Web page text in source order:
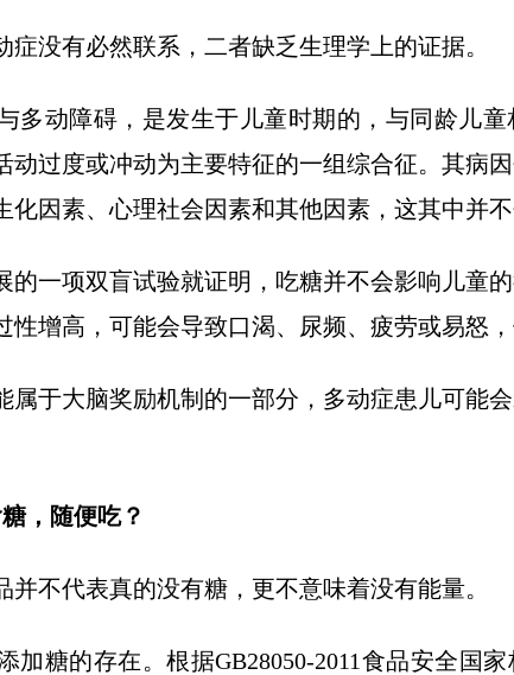
症没有必然联系，二者缺乏生理学上的证据。
多动障碍，是发生于儿童时期的，与同龄儿
动过度或冲动为主要特征的一组综合征。其病
化因素、心理社会因素和其他因素，这其中并不
的一项双盲试验就证明，吃糖并不会影响儿童
性增高，可能会导致口渴、尿频、疲劳或易怒，
属于大脑奖励机制的一部分，多动症患儿可能
，随便吃？
并不代表真的没有糖，更不意味着没有能量。
加糖的存在。根据GB28050-2011食品安全国